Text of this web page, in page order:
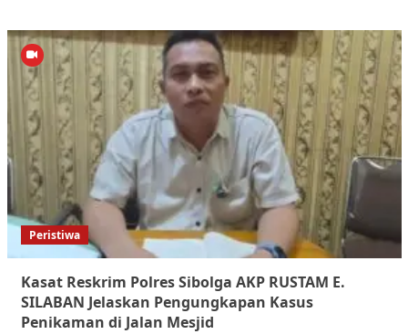
Peristiwa
Kasat Reskrim Polres Sibolga AKP RUSTAM E.
SILABAN Jelaskan Pengungkapan Kasus
Penikaman di Jalan Mesjid